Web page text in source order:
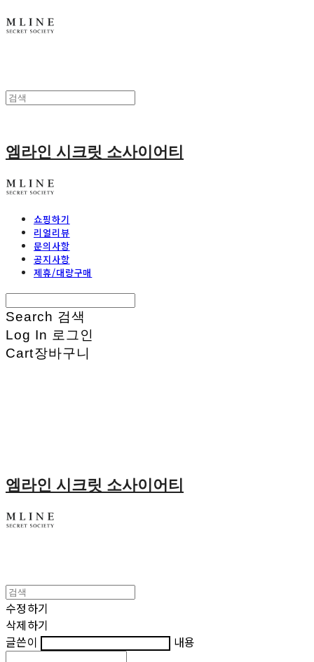
엠라인 시크릿 소사이어티
쇼핑하기
리얼리뷰
문의사항
공지사항
제휴/대량구매
Search 검색
Log In 로그인
Cart장바구니
엠라인 시크릿 소사이어티
수정하기
삭제하기
글쓴이
내용